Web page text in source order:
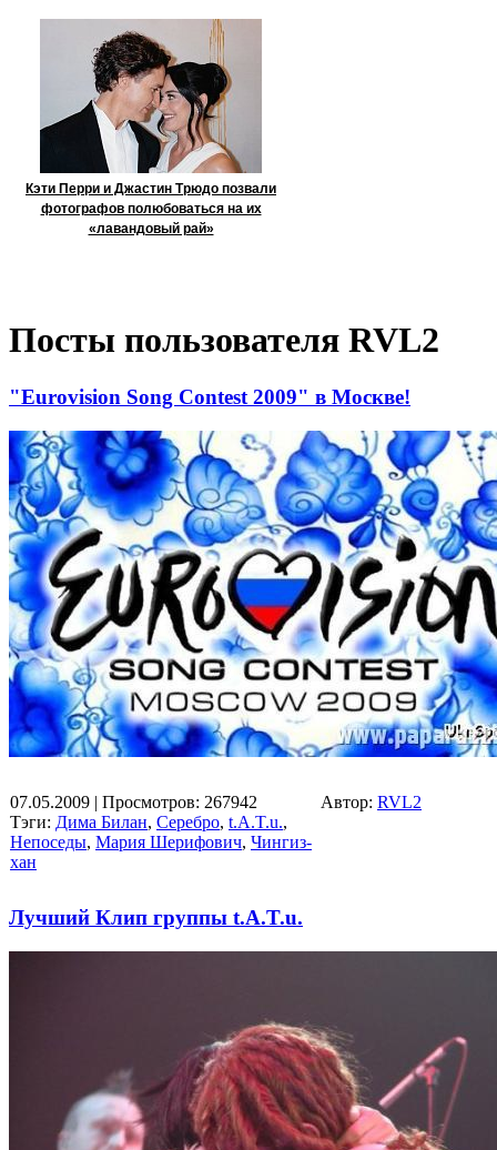
Кэти Перри и Джастин Трюдо позвали
фотографов полюбоваться на их
«лавандовый рай»
Посты пользователя RVL2
"Eurovision Song Contest 2009" в Москве!
07.05.2009 | Просмотров: 267942
Тэги: Дима Билан, Серебро, t.A.T.u.,
Непоседы, Мария Шерифович, Чингиз-
хан
Автор: RVL2
Лучший Клип группы t.A.T.u.